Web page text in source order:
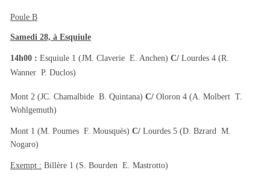
Poule B
Samedi 28, à Esquiule
14h00 : Esquiule 1 (JM. Claverie  E. Anchen)C/ Lourdes 4 (R.
Wanner  P. Duclos)
Mont 2 (JC. Chamalbide  B. Quintana)C/ Oloron 4 (A. Molbert  T.
Wohlgemuth)
Mont 1 (M. Poumes  F. Mousquès) C/ Lourdes 5 (D. Bzrard  M.
Nogaro)
Exempt : Billère 1 (S. Bourden  E. Mastrotto)